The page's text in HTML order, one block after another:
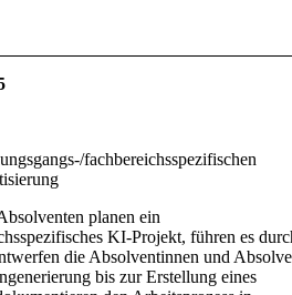
fachbereichsspezifischen
planen ein
KI-Projekt, führen es
die Absolventinnen und
bis zur Erstellung eines